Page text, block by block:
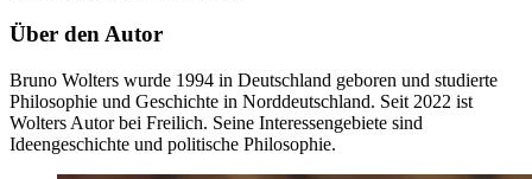
Über den Autor
Bruno Wolters wurde 1994 in Deutschland geboren und studierte
Philosophie und Geschichte in Norddeutschland. Seit 2022 ist
Wolters Autor bei Freilich. Seine Interessengebiete sind
Ideengeschichte und politische Philosophie.